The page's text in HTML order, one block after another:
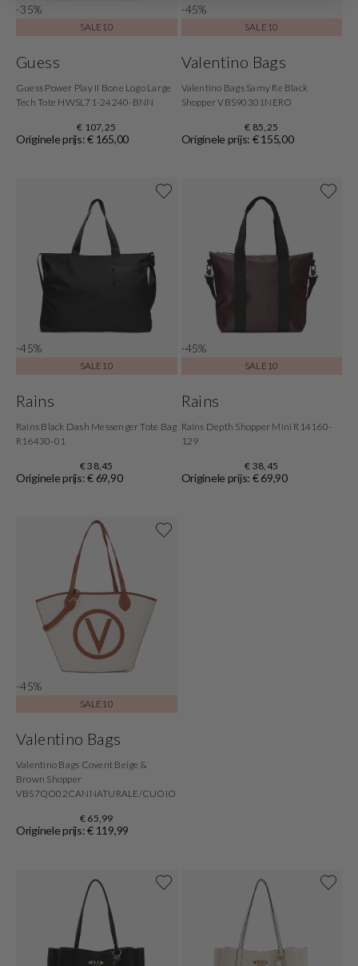
-35%
SALE10
Guess
Guess Power Play II Bone Logo Large
Tech Tote HWSL71-24240-BNN
€ 107,25
Originele prijs: € 165,00
-45%
SALE10
Valentino Bags
Valentino Bags Samy Re Black
Shopper VBS90301NERO
€ 85,25
Originele prijs: € 155,00
-45%
SALE10
Rains
Rains Black Dash Messenger Tote Bag
R16430-01
€ 38,45
Originele prijs: € 69,90
-45%
SALE10
Rains
Rains Depth Shopper Mini R14160-
129
€ 38,45
Originele prijs: € 69,90
-45%
SALE10
Valentino Bags
Valentino Bags Covent Beige &
Brown Shopper
VBS7QO02CANNATURALE/CUOIO
€ 65,99
Originele prijs: € 119,99